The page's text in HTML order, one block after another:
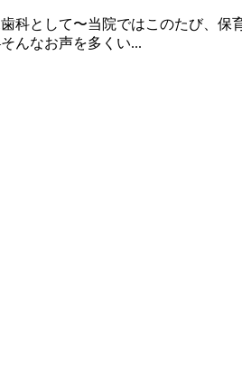
科として〜当院ではこのたび、
んなお声を多くい...